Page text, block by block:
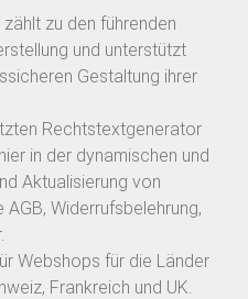
zu den führenden
und unterstützt
Gestaltung ihrer
Rechtstextgenerator
in der dynamischen und
Aktualisierung von
Widerrufsbelehrung,
Webshops für die Länder
Frankreich und UK.